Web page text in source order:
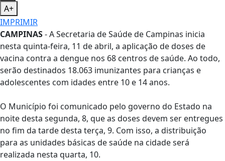
A+
IMPRIMIR
CAMPINAS- A Secretaria de Saúde de Campinas inicia
nesta quinta-feira, 11 de abril, a aplicação de doses de
vacina contra a dengue nos 68 centros de saúde. Ao todo,
serão destinados 18.063 imunizantes para crianças e
adolescentes com idades entre 10 e 14 anos.
O Município foi comunicado pelo governo do Estado na
noite desta segunda, 8, que as doses devem ser entregues
no fim da tarde desta terça, 9. Com isso, a distribuição
para as unidades básicas de saúde na cidade será
realizada nesta quarta, 10.